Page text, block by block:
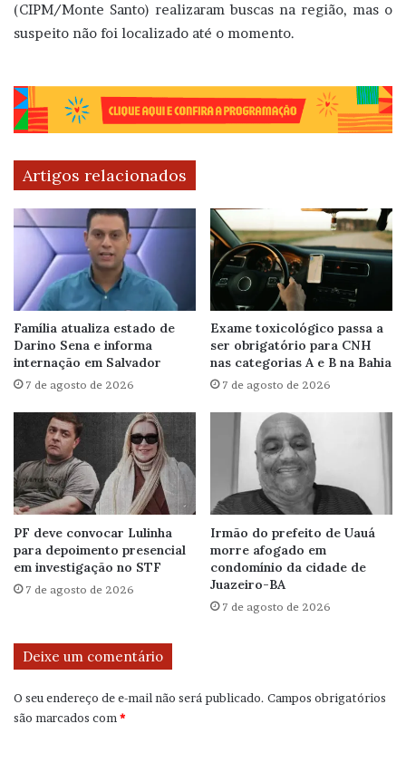
(CIPM/Monte Santo) realizaram buscas na região, mas o
suspeito não foi localizado até o momento.
Artigos relacionados
Família atualiza estado de
Darino Sena e informa
internação em Salvador
7 de agosto de 2026
Exame toxicológico passa a
ser obrigatório para CNH
nas categorias A e B na Bahia
7 de agosto de 2026
PF deve convocar Lulinha
para depoimento presencial
em investigação no STF
7 de agosto de 2026
Irmão do prefeito de Uauá
morre afogado em
condomínio da cidade de
Juazeiro-BA
7 de agosto de 2026
Deixe um comentário
O seu endereço de e-mail não será publicado. Campos obrigatórios
são marcados com *